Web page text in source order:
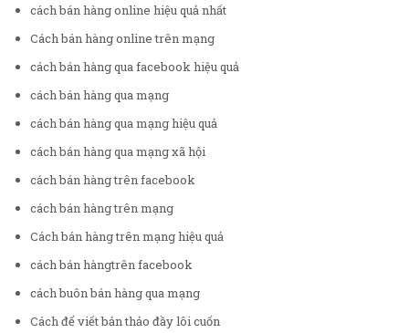
cách bán hàng online hiệu quả nhất
Cách bán hàng online trên mạng
cách bán hàng qua facebook hiệu quả
cách bán hàng qua mạng
cách bán hàng qua mạng hiệu quả
cách bán hàng qua mạng xã hội
cách bán hàng trên facebook
cách bán hàng trên mạng
Cách bán hàng trên mạng hiệu quả
cách bán hàngtrên facebook
cách buôn bán hàng qua mạng
Cách để viết bản thảo đầy lôi cuốn